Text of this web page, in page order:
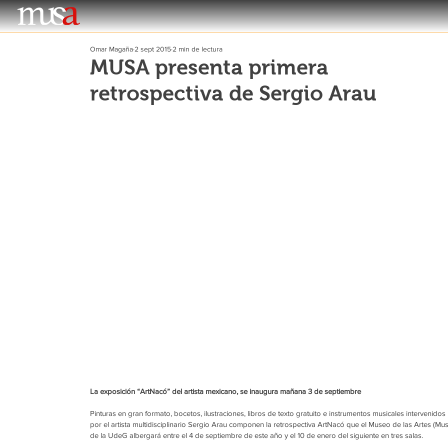
MUSA presenta primera
retrospectiva de Sergio Arau
Omar Magaña 2 sept 2015 2 min de lectura
La exposición “ArtNacó” del artista mexicano, se inaugura mañana 3 de septiembre
Pinturas en gran formato, bocetos, ilustraciones, libros de texto gratuito e instrumentos musicales intervenidos
por el artista multidisciplinario Sergio Arau componen la retrospectiva ArtNacó que el Museo de las Artes
de la UdeG albergará entre el 4 de septiembre de este año y el 10 de enero del siguiente en tres salas.